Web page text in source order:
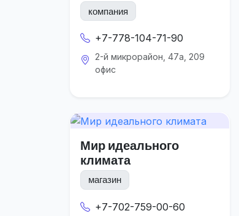
компания
+7-778-104-71-90
2-й микрорайон, 47а, 209
офис
Мир идеального
климата
магазин
+7-702-759-00-60